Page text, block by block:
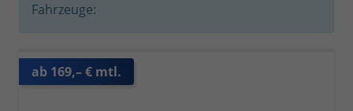
Fahrzeuge:
ab 169,– € mtl.